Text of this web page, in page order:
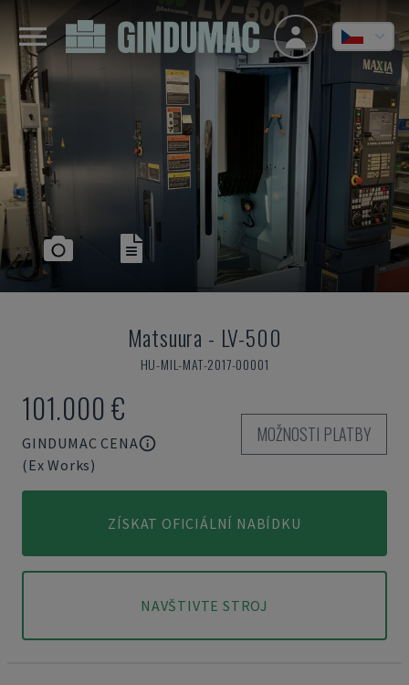
Matsuura - LV-500
HU-MIL-MAT-2017-00001
101.000 €
GINDUMAC CENA
(Ex Works)
MOŽNOSTI PLATBY
ZÍSKAT OFICIÁLNÍ NABÍDKU
NAVŠTIVTE STROJ